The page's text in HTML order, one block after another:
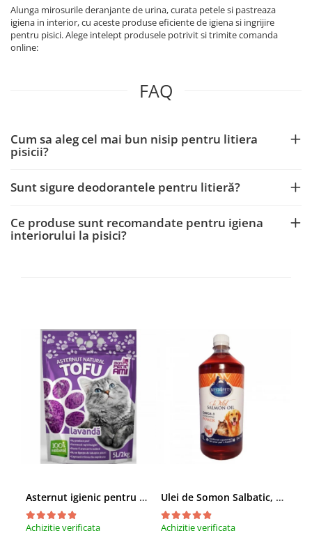
Alunga mirosurile deranjante de urina, curata petele si pastreaza
igiena in interior, cu aceste produse eficiente de igiena si ingrijire
pentru pisici. Alege intelept produsele potrivit si trimite comanda
online:
FAQ
Cum sa aleg cel mai bun nisip pentru litiera
pisicii?
Sunt sigure deodorantele pentru litieră?
Ce produse sunt recomandate pentru igiena
interiorului la pisici?
Asternut igienic pentru pisici Tofu Lavanda, Mon Petit 5 l
Achizitie verificata
Ulei de Somon Salbatic, câini și pisici, piele si blană, BEST4PETS, 1l
Achizitie verificata